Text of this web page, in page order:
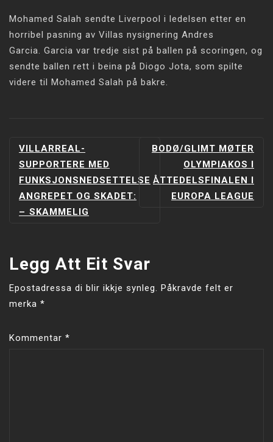
Mohamed Salah sendte Liverpool i ledelsen etter en
horribel pasning av Villas nysignering Andres
Garcia. Garcia var tredje sist på ballen på scoringen, og
sendte ballen rett i beina på Diogo Jota, som spilte
videre til Mohamed Salah på bakre.
INNLEGGSNAVIGERING
VILLARREAL-
SUPPORTERE MED
FUNKSJONSNEDSETTELSE
ANGREPET OG SKADET:
–⁠ SKAMMELIG
BODØ/GLIMT MØTER
OLYMPIAKOS I
ÅTTEDELSFINALEN I
EUROPA LEAGUE
Legg Att Eit Svar
Epostadressa di blir ikkje synleg. Påkravde felt er
merka *
Kommentar *